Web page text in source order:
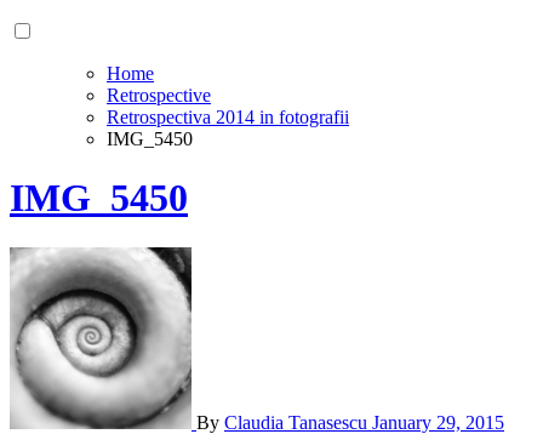
Home
Retrospective
Retrospectiva 2014 in fotografii
IMG_5450
IMG_5450
By Claudia Tanasescu January 29, 2015